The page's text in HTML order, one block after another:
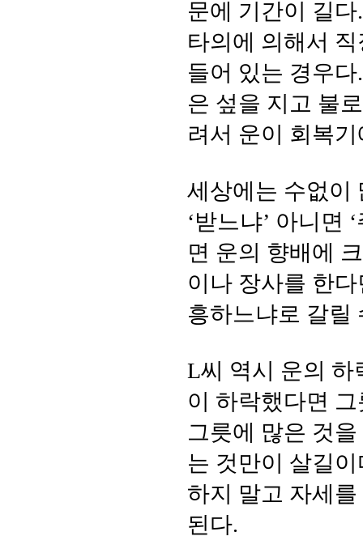
문에 기간이 길
타의에 의해서
들어 있는 경우
은 섶을 지고 불
려서 운이 회복
세상에는 수없이
‘받느냐’ 아니면
면 운의 향배에
이나 장사를 한
흥하느냐로 갈릴
L씨 역시 운의 하
이 하락했다면
그릇에 많은 것
는 것만이 살길
하지 말고 자세
된다.